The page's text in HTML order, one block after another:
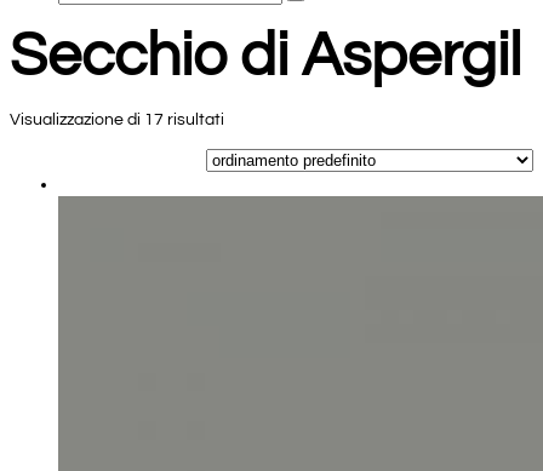
Invia
Secchio di Aspergil
Visualizzazione di 17 risultati